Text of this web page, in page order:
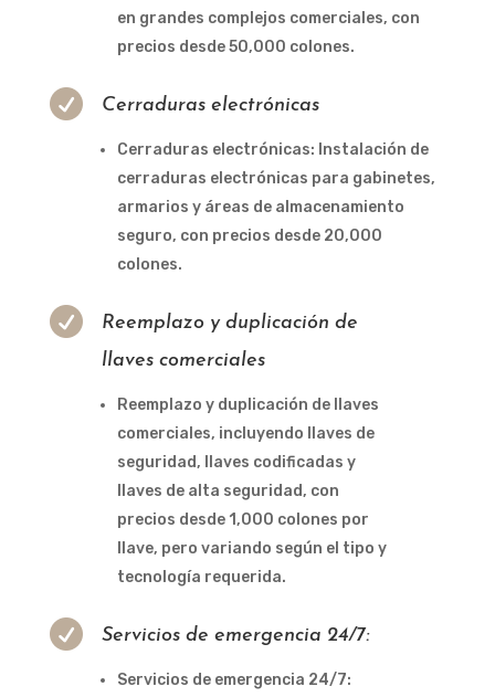
en grandes complejos comerciales, con
precios desde 50,000 colones.
 Cerraduras electrónicas
Cerraduras electrónicas: Instalación de
cerraduras electrónicas para gabinetes,
armarios y áreas de almacenamiento
seguro, con precios desde 20,000
colones.

Reemplazo y duplicación de
llaves comerciales
Reemplazo y duplicación de llaves
comerciales, incluyendo llaves de
seguridad, llaves codificadas y
llaves de alta seguridad, con
precios desde 1,000 colones por
llave, pero variando según el tipo y
tecnología requerida.
 Servicios de emergencia 24/7:
Servicios de emergencia 24/7: